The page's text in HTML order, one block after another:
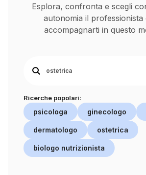
Esplora, confronta e scegli
autonomia il professionista
accompagnarti in questo
Ricerche popolari:
psicologa ginecologo
dermatologo ostetrica
biologo nutrizionista